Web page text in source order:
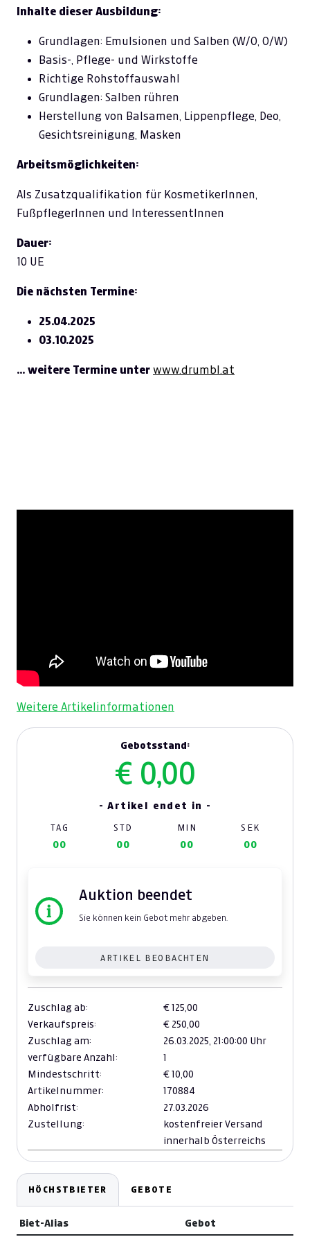
Inhalte dieser Ausbildung:
Grundlagen: Emulsionen und Salben (W/O, O/W)
Basis-, Pflege- und Wirkstoffe
Richtige Rohstoffauswahl
Grundlagen: Salben rühren
Herstellung von Balsamen, Lippenpflege, Deo,
Gesichtsreinigung, Masken
Arbeitsmöglichkeiten:
Als Zusatzqualifikation für KosmetikerInnen,
FußpflegerInnen und InteressentInnen
Dauer:
10 UE
Die nächsten Termine:
25.04.2025
03.10.2025
... weitere Termine unter www.drumbl.at
Weitere Artikelinformationen
Gebotsstand:
€ 0,00
- Artikel endet in -
TAG STD MIN SEK
00 00 00 00
Auktion beendet
Sie können kein Gebot mehr abgeben.
ARTIKEL BEOBACHTEN
Zuschlag ab:
€ 125,00
Verkaufspreis:
€ 250,00
Zuschlag am:
26.03.2025, 21:00:00 Uhr
verfügbare Anzahl:
1
Mindestschritt:
€ 10,00
Artikelnummer:
170884
Abholfrist:
27.03.2026
Zustellung:
kostenfreier Versand
innerhalb Österreichs
HÖCHSTBIETER GEBOTE
Biet-Alias Gebot